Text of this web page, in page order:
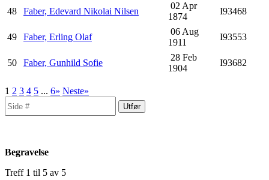
48 Faber, Edevard Nikolai Nilsen
02 Apr
1874
I93468
49 Faber, Erling Olaf
06 Aug
1911
I93553
50 Faber, Gunhild Sofie
28 Feb
1904
I93682
1 2 3 4 5 ... 6» Neste»
Begravelse
Treff 1 til 5 av 5